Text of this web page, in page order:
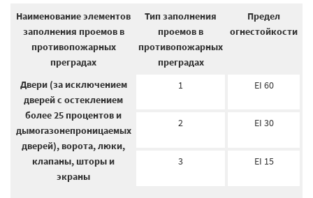
Наименование элементов
заполнения проемов в
противопожарных
преградах
Тип заполнения
проемов в
противопожарных
преградах
Предел
огнестойкости
Двери (за исключением
дверей с остеклением
более 25 процентов и
дымогазонепроницаемых
дверей), ворота, люки,
клапаны, шторы и
экраны
1 EI 60
2 EI 30
3 EI 15